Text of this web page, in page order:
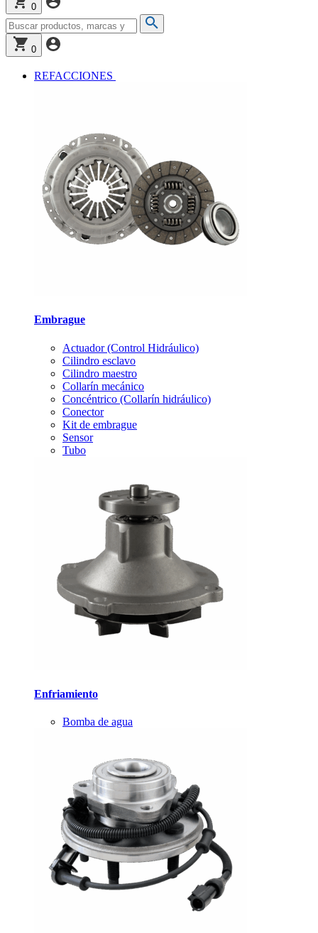
0
0
REFACCIONES
Embrague
Actuador (Control Hidráulico)
Cilindro esclavo
Cilindro maestro
Collarín mecánico
Concéntrico (Collarín hidráulico)
Conector
Kit de embrague
Sensor
Tubo
Enfriamiento
Bomba de agua